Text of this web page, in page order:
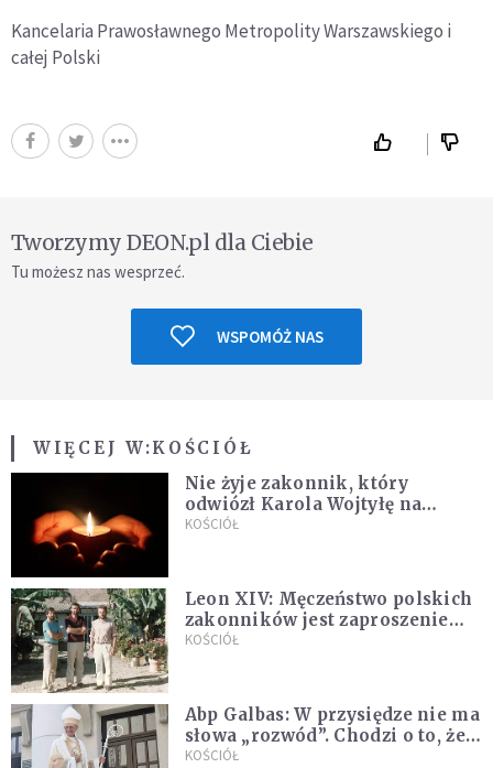
Kancelaria Prawosławnego Metropolity Warszawskiego i
całej Polski
Tworzymy DEON.pl dla Ciebie
Tu możesz nas wesprzeć.
WSPOMÓŻ NAS
WIĘCEJ W:KOŚCIÓŁ
Nie żyje zakonnik, który
odwiózł Karola Wojtyłę na
konklawe. Jan Paweł II nazywał
KOŚCIÓŁ
Leon XIV: Męczeństwo polskich
zakonników jest zaproszeniem
do jedności i misji całego
KOŚCIÓŁ
Abp Galbas: W przysiędze nie ma
słowa „rozwód”. Chodzi o to, że
„cię nie opuszczę”
KOŚCIÓŁ